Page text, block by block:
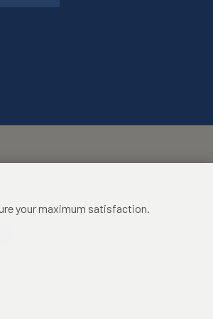
your maximum satisfaction.